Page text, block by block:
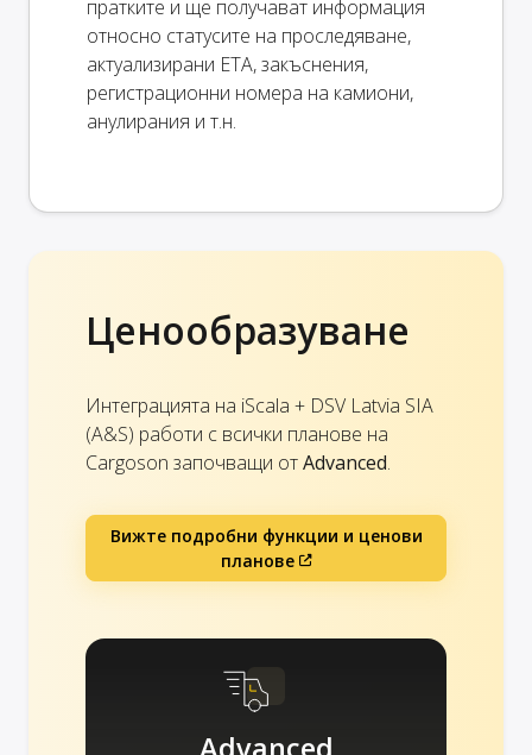
пратките и ще получават информация
относно статусите на проследяване,
актуализирани ETA, закъснения,
регистрационни номера на камиони,
анулирания и т.н.
Ценообразуване
Интеграцията на iScala + DSV Latvia SIA
(A&S) работи с всички планове на
Cargoson започващи отAdvanced.
Вижте подробни функции и ценови
планове
Advanced